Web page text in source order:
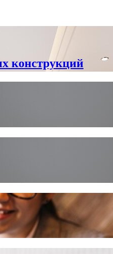
конструкций